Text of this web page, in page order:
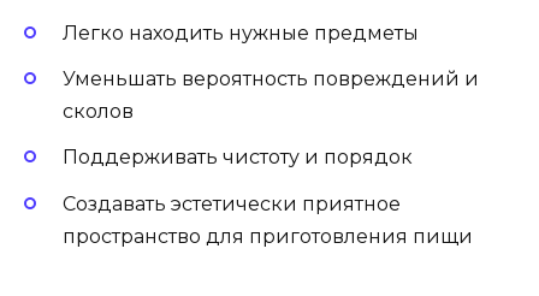
Легко находить нужные предметы
Уменьшать вероятность повреждений и
сколов
Поддерживать чистоту и порядок
Создавать эстетически приятное
пространство для приготовления пищи